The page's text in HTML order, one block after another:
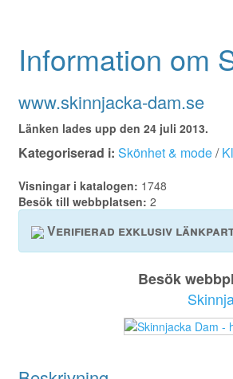
Information om
www.skinnjacka-dam.se
Länken lades upp den 24 juli 2013.
Kategoriserad i: Skönhet & mode/
Visningar i katalogen: 1748
Besök till webbplatsen: 2
Verifierad exklusiv
Besök